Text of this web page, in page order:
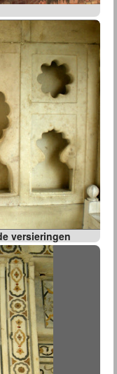
versieringen